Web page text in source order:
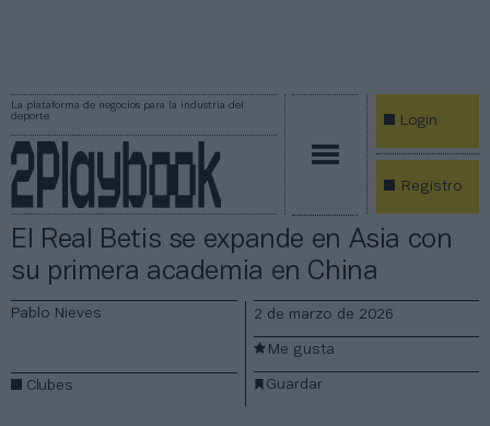
La plataforma de negocios para la industria del
deporte
Login
Registro
El Real Betis se expande en Asia con
su primera academia en China
Pablo Nieves
Clubes
2 de marzo de 2026
Guardar
Me gusta